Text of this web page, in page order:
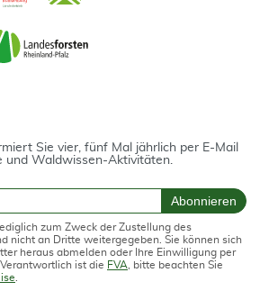
Sie vier, fünf Mal jährlich per E-Mail
und Waldwissen-Aktivitäten.
Abonnieren
zum Zweck der Zustellung des
nicht an Dritte weitergegeben. Sie können sich
heraus abmelden oder Ihre Einwilligung per
ist die FVA , bitte beachten Sie